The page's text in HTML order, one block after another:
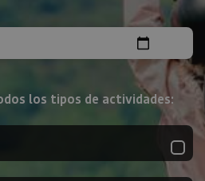
los tipos de actividades: